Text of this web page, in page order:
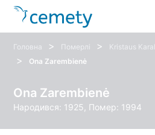
Головна > Померлі > Kristaus
> Ona Zarembienė
Ona Zarembienė
Народився: 1925, Помер: 1994